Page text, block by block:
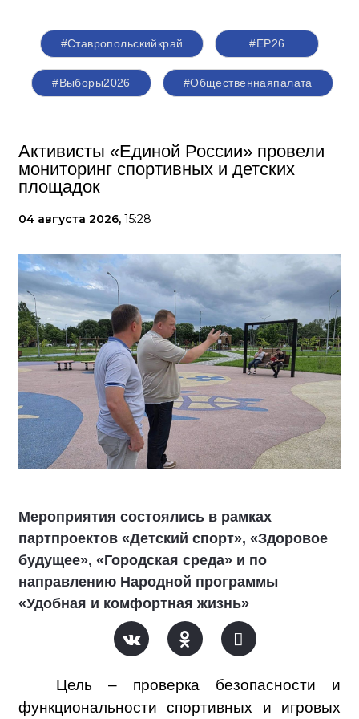
#Ставропольскийкрай #ЕР26
#Выборы2026 #Общественнаяпалата
Активисты «Единой России» провели
мониторинг спортивных и детских
площадок
04 августа 2026, 15:28
Мероприятия состоялись в рамках
партпроектов «Детский спорт», «Здоровое
будущее», «Городская среда» и по
направлению Народной программы
«Удобная и комфортная жизнь»
Цель – проверка безопасности и
функциональности спортивных и игровых